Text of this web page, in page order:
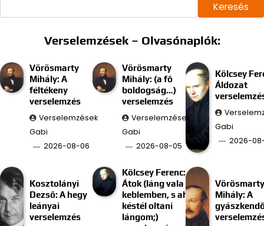
Keresés
Verselemzések – Olvasónaplók:
Vörösmarty
Mihály: A
féltékeny
verselemzés
Verselemzések
Gabi
2026-08-06
Vörösmarty
Mihály: (a fő
boldogság…)
verselemzés
Verselemzések
Gabi
2026-08-05
Kölcsey
Áldozat
Gabi
2026-
Kosztolányi
Dezső: A hegy
leányai
verselemzés
Kölcsey Ferenc:
Átok (láng vala
keblemben, s ah
késtél oltani
lángom;)
Vörösmarty
Mihály: A